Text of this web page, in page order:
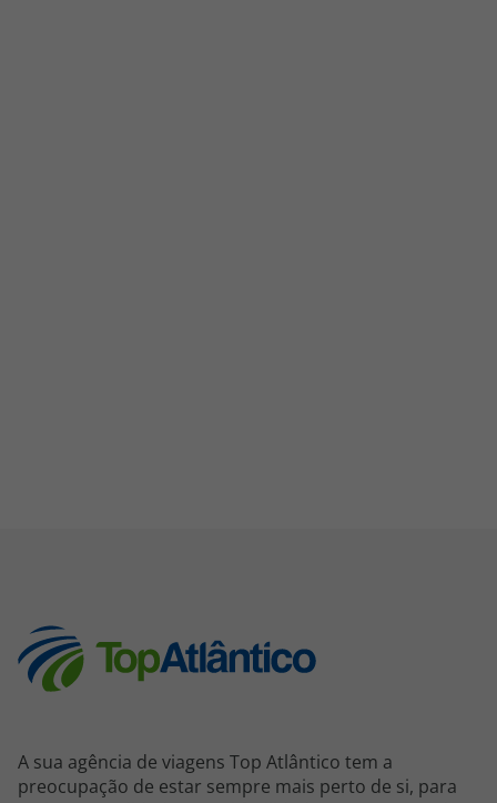
A sua agência de viagens Top Atlântico tem a
preocupação de estar sempre mais perto de si, para